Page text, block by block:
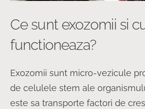
Ce sunt exozomii si
functioneaza?
Exozomii sunt micro-vezicule
de celulele stem ale
este sa transporte factori de